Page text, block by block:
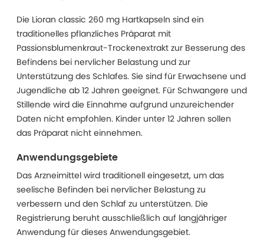
Die Lioran classic 260 mg Hartkapseln sind ein
traditionelles pflanzliches Präparat mit
Passionsblumenkraut-Trockenextrakt zur Besserung des
Befindens bei nervlicher Belastung und zur
Unterstützung des Schlafes. Sie sind für Erwachsene und
Jugendliche ab 12 Jahren geeignet. Für Schwangere und
Stillende wird die Einnahme aufgrund unzureichender
Daten nicht empfohlen. Kinder unter 12 Jahren sollen
das Präparat nicht einnehmen.
Anwendungsgebiete
Das Arzneimittel wird traditionell eingesetzt, um das
seelische Befinden bei nervlicher Belastung zu
verbessern und den Schlaf zu unterstützen. Die
Registrierung beruht ausschließlich auf langjähriger
Anwendung für dieses Anwendungsgebiet.